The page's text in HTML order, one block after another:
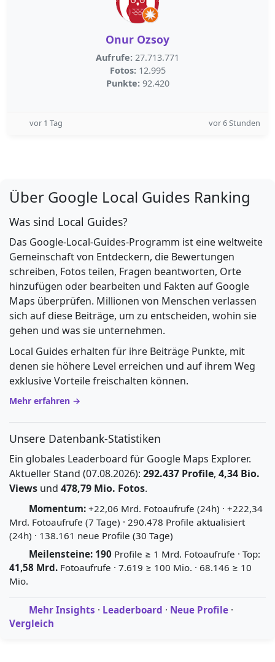
Onur Ozsoy
Aufrufe: 27.713.771
Fotos: 12.995
Punkte: 92.420
vor 1 Tag vor 6 Stunden
Über Google Local Guides Ranking
Was sind Local Guides?
Das Google-Local-Guides-Programm ist eine weltweite
Gemeinschaft von Entdeckern, die Bewertungen
schreiben, Fotos teilen, Fragen beantworten, Orte
hinzufügen oder bearbeiten und Fakten auf Google
Maps überprüfen. Millionen von Menschen verlassen
sich auf diese Beiträge, um zu entscheiden, wohin sie
gehen und was sie unternehmen.
Local Guides erhalten für ihre Beiträge Punkte, mit
denen sie höhere Level erreichen und auf ihrem Weg
exklusive Vorteile freischalten können.
Mehr erfahren →
Unsere Datenbank-Statistiken
Ein globales Leaderboard für Google Maps Explorer.
Aktueller Stand (07.08.2026): 292.437 Profile, 4,34 Bio.
Views und 478,79 Mio. Fotos.
Momentum: +22,06 Mrd. Fotoaufrufe (24h) · +222,34
Mrd. Fotoaufrufe (7 Tage) · 290.478 Profile aktualisiert
(24h) · 138.161 neue Profile (30 Tage)
Meilensteine: 190 Profile ≥ 1 Mrd. Fotoaufrufe · Top:
41,58 Mrd. Fotoaufrufe · 7.619 ≥ 100 Mio. · 68.146 ≥ 10
Mio.
Mehr Insights · Leaderboard · Neue Profile ·
Vergleich